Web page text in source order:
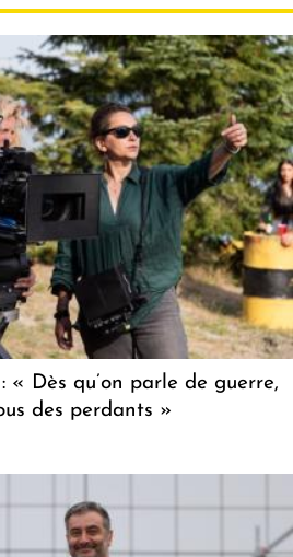
« Dès qu’on parle de guerre,
des perdants »